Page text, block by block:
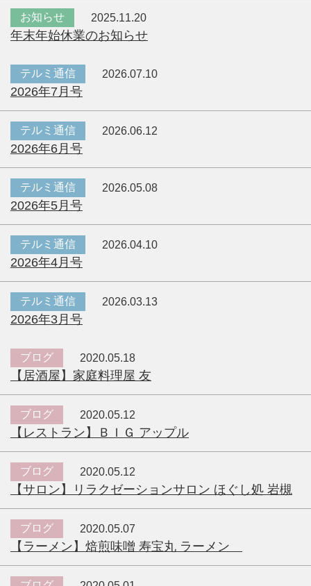
お知らせ 2025.11.20
年末年始休業のお知らせ
テルミ通信 2026.07.10
2026年7月号
テルミ通信 2026.06.12
2026年6月号
テルミ通信 2026.05.08
2026年5月号
テルミ通信 2026.04.10
2026年4月号
テルミ通信 2026.03.13
2026年3月号
ブログ 2020.05.18
【居酒屋】家庭料理屋 友
ブログ 2020.05.12
【レストラン】ＢＩＧ アップル
ブログ 2020.05.12
【サロン】リラクゼーションサロン ほぐし処 岩槻
ブログ 2020.05.07
【ラーメン】焙煎味噌 寿宝丸 ラーメン